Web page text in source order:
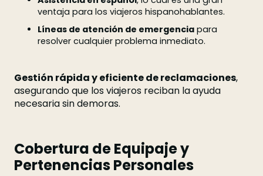
ventaja para los viajeros hispanohablantes.
Líneas de atención de emergencia para
resolver cualquier problema inmediato.
Gestión rápida y eficiente de reclamaciones,
asegurando que los viajeros reciban la ayuda
necesaria sin demoras.
Cobertura de Equipaje y
Pertenencias Personales